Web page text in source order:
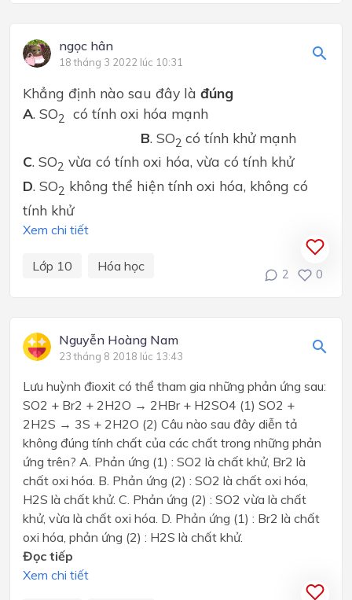
ngọc hân
18 tháng 3 2022 lúc 10:31
Khẳng định nào sau đây là đúng
A. SO2 có tính oxi hóa mạnh
B. SO2 có tính khử mạnh
C. SO2 vừa có tính oxi hóa, vừa có tính khử
D. SO2 không thể hiện tính oxi hóa, không có
tính khử
Xem chi tiết
Lớp 10 Hóa học
2 0
Nguyễn Hoàng Nam
23 tháng 8 2018 lúc 13:43
Lưu huỳnh đioxit có thể tham gia những phản ứng sau:
SO2 + Br2 + 2H2O → 2HBr + H2SO4 (1) SO2 +
2H2S → 3S + 2H2O (2) Câu nào sau đây diễn tả
không đúng tính chất của các chất trong những phản
ứng trên? A. Phản ứng (1) : SO2 là chất khử, Br2 là
chất oxi hóa. B. Phản ứng (2) : SO2 là chất oxi hóa,
H2S là chất khử. C. Phản ứng (2) : SO2 vừa là chất
khử, vừa là chất oxi hóa. D. Phản ứng (1) : Br2 là chất
oxi hóa, phản ứng (2) : H2S là chất khử.
Đọc tiếp
Xem chi tiết